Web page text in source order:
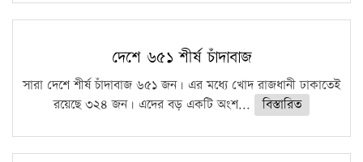
দেশে ৬৫১ শীর্ষ চাঁদাবাজ
সারা দেশে শীর্ষ চাঁদাবাজ ৬৫১ জন। এর মধ্যে খোদ রাজধানী ঢাকাতেই
রয়েছে ৩২৪ জন। এদের বড় একটি অংশ...
বিস্তারিত